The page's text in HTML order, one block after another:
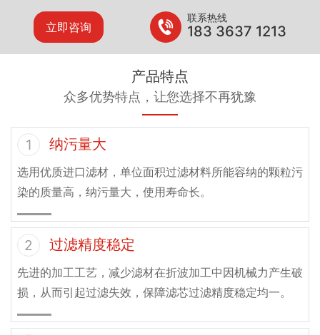
立即咨询
联系热线
183 3637 1213
产品特点
众多优势特点，让您选择不再犹豫
1 纳污量大
选用优质进口滤材，单位面积过滤材料所能容纳的颗粒污
染的质量高，纳污量大，使用寿命长。
2 过滤精度稳定
先进的加工工艺，减少滤材在折波加工中因机械力产生破
损，从而引起过滤失效，保障滤芯过滤精度稳定均一。